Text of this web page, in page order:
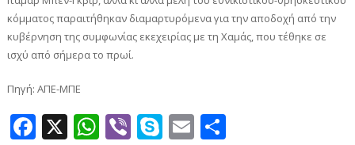
κόμματος παραιτήθηκαν διαμαρτυρόμενα για την αποδοχή από την
κυβέρνηση της συμφωνίας εκεχειρίας με τη Χαμάς, που τέθηκε σε
ισχύ από σήμερα το πρωί.
Πηγή: ΑΠΕ-ΜΠΕ
Facebook
X WhatsApp
ViberSkype
Email